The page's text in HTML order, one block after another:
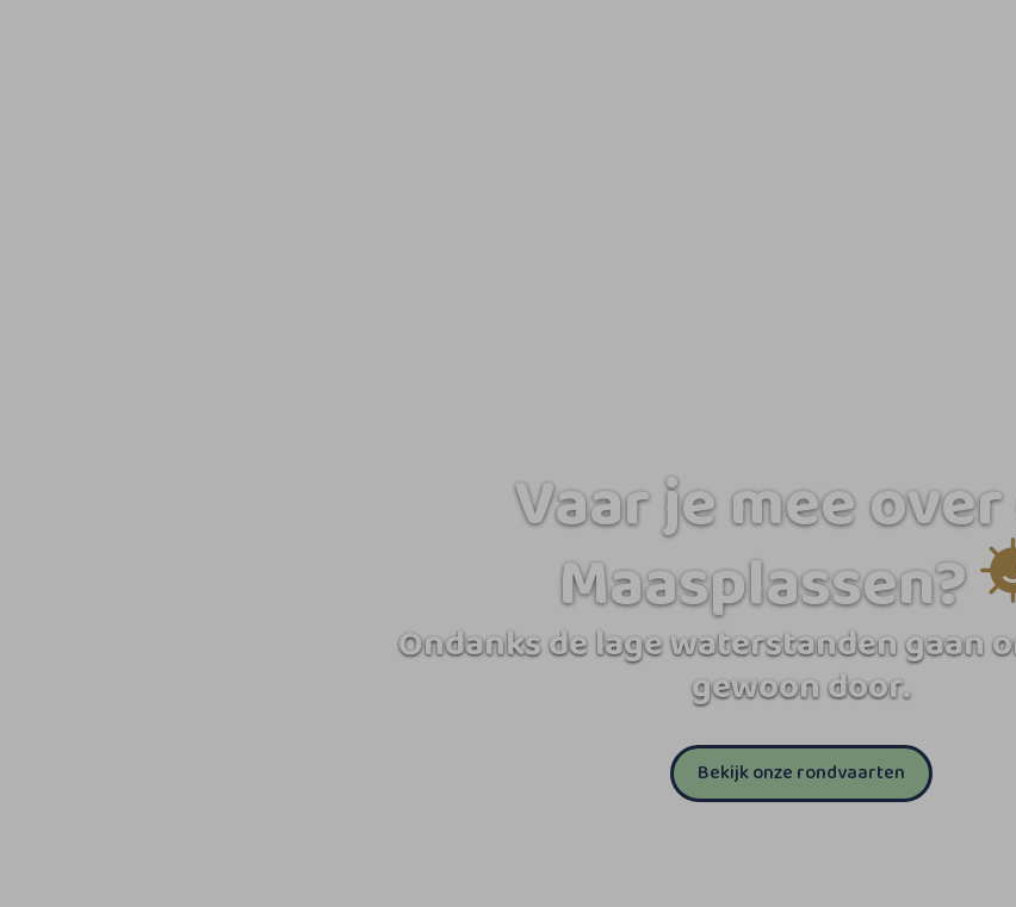
Vaar je mee
Maasplassen?
Ondanks de lage waterstanden gaan
gewoon door.
Bekijk onze rondvaarten